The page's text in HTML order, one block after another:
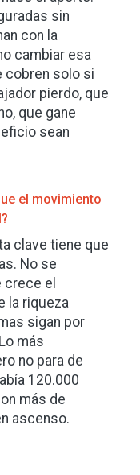
sin
con la
cambiar esa
cobren solo si
pierdo, que
que gane
sean
el movimiento
clave tiene que
No se
el
la riqueza
sigan por
más
no para de
120.000
más de
ascenso.